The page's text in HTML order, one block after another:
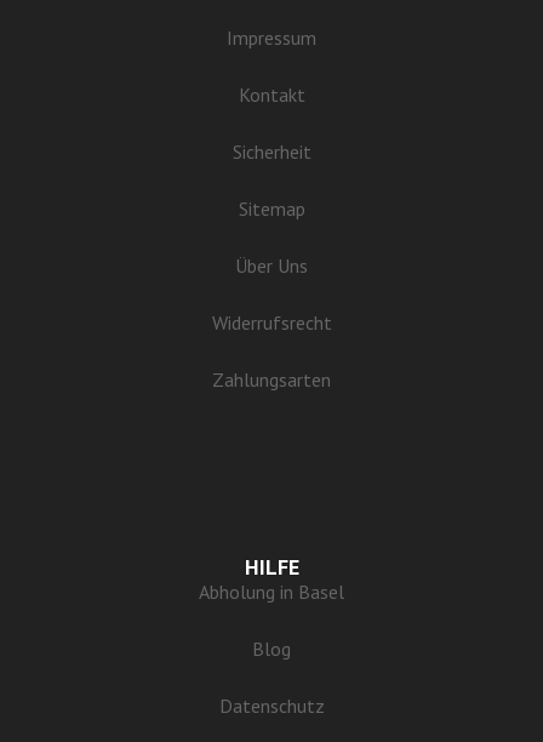
Impressum
Kontakt
Sicherheit
Sitemap
Über Uns
Widerrufsrecht
Zahlungsarten
HILFE
Abholung in Basel
Blog
Datenschutz